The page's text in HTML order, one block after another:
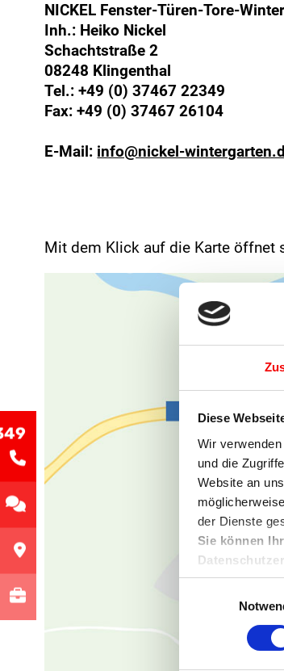
Diese
Wir
und die
Website an
der Dienste
Sie können
NICKEL Fenster-Türen-Tore-
Inh.: Heiko Nickel
Schachtstraße 2
08248 Klingenthal
Tel.:+49 (0) 37467 22349
Fax: +49 (0) 37467 26104
E-Mail: info@nickel-
Mit dem Klick auf die Karte öffnet